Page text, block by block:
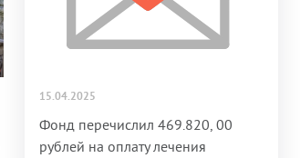
15.04.2025
Фонд перечислил 469.820, 00
рублей на оплату лечения